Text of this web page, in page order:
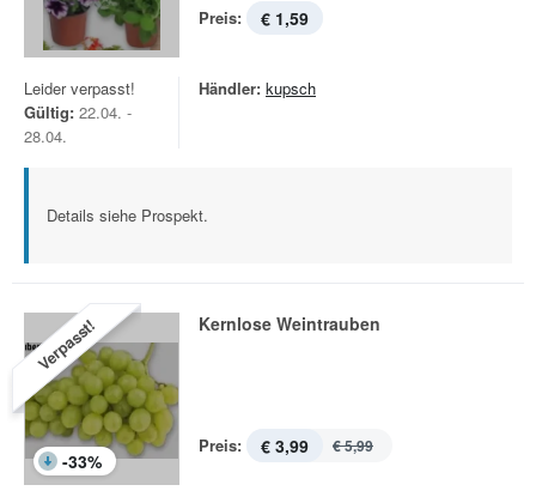
Preis: € 1,59
Leider verpasst!
Gültig: 22.04. -
28.04.
Händler: kupsch
Details siehe Prospekt.
Verpasst!
-33%
Kernlose Weintrauben
Preis: € 3,99 € 5,99